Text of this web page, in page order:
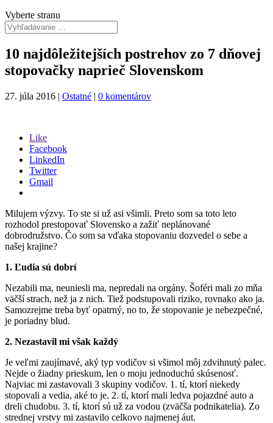
Vyberte stranu
10 najdôležitejších postrehov zo 7 dňovej
stopovačky naprieč Slovenskom
27. júla 2016 | Ostatné | 0 komentárov
Like
Facebook
LinkedIn
Twitter
Gmail
Milujem výzvy. To ste si už asi všimli. Preto som sa toto leto
rozhodol prestopovať Slovensko a zažiť neplánované
dobrodružstvo. Čo som sa vďaka stopovaniu dozvedel o sebe a
našej krajine?
1. Ľudia sú dobrí
Nezabili ma, neuniesli ma, nepredali na orgány. Šoféri mali zo mňa
väčší strach, než ja z nich. Tiež podstupovali riziko, rovnako ako ja.
Samozrejme treba byť opatrný, no to, že stopovanie je nebezpečné,
je poriadny blud.
2. Nezastavil mi však každý
Je veľmi zaujímavé, aký typ vodičov si všimol môj zdvihnutý palec.
Nejde o žiadny prieskum, len o moju jednoduchú skúsenosť.
Najviac mi zastavovali 3 skupiny vodičov. 1. tí, ktorí niekedy
stopovali a vedia, aké to je. 2. tí, ktorí mali ledva pojazdné auto a
dreli chudobu. 3. tí, ktorí sú už za vodou (zväčša podnikatelia). Zo
strednej vrstvy mi zastavilo celkovo najmenej áut.